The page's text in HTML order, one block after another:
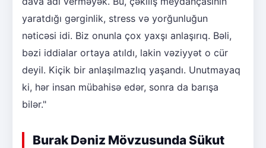
yaratdığı gərginlik, stress və yorğunluğun
nəticəsi idi. Biz onunla çox yaxşı anlaşırıq. Bəli,
bəzi iddialar ortaya atıldı, lakin vəziyyət o cür
deyil. Kiçik bir anlaşılmazlıq yaşandı. Unutmayaq
ki, hər insan mübahisə edər, sonra da barışa
bilər."
Burak Dəniz Mövzusunda Sükut